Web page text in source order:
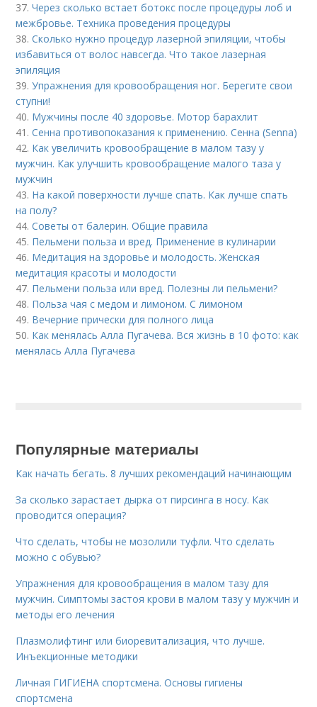
37.Через сколько встает ботокс после процедуры лоб и
межбровье. Техника проведения процедуры
38.Сколько нужно процедур лазерной эпиляции, чтобы
избавиться от волос навсегда. Что такое лазерная
эпиляция
39.Упражнения для кровообращения ног. Берегите свои
ступни!
40. Мужчины после 40 здоровье. Мотор барахлит
41.Сенна противопоказания к применению. Сенна (Senna)
42. Как увеличить кровообращение в малом тазу у
мужчин. Как улучшить кровообращение малого таза у
мужчин
43. На какой поверхности лучше спать. Как лучше спать
на полу?
44.Советы от балерин. Общие правила
45. Пельмени польза и вред. Применение в кулинарии
46. Медитация на здоровье и молодость. Женская
медитация красоты и молодости
47. Пельмени польза или вред. Полезны ли пельмени?
48. Польза чая с медом и лимоном. С лимоном
49. Вечерние прически для полного лица
50. Как менялась Алла Пугачева. Вся жизнь в 10 фото: как
менялась Алла Пугачева
Популярные материалы
Как начать бегать. 8 лучших рекомендаций начинающим
За сколько зарастает дырка от пирсинга в носу. Как
проводится операция?
Что сделать, чтобы не мозолили туфли. Что сделать
можно с обувью?
Упражнения для кровообращения в малом тазу для
мужчин. Симптомы застоя крови в малом тазу у мужчин и
методы его лечения
Плазмолифтинг или биоревитализация, что лучше.
Инъекционные методики
Личная ГИГИЕНА спортсмена. Основы гигиены
спортсмена